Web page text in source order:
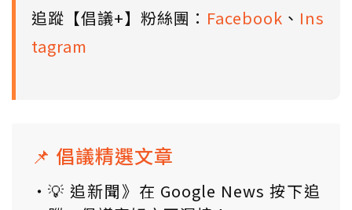
追蹤【倡議+】粉絲團： Facebook 、 Ins
tagram
📌 倡議精選文章
💡 追新聞》在 Google News 按下追